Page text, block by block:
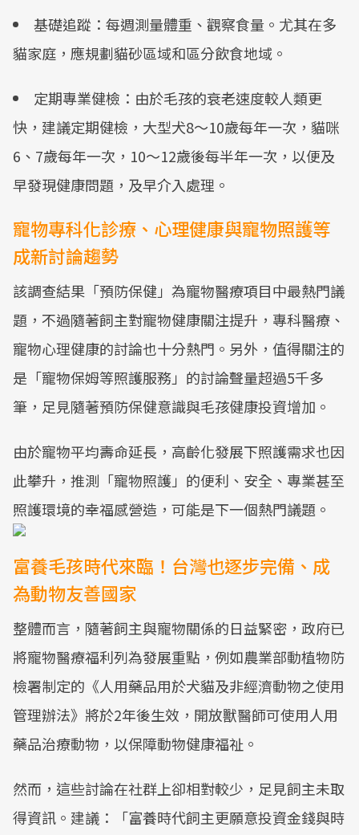
基礎追蹤：每週測量體重、觀察食量。尤其在多
貓家庭，應規劃貓砂區域和區分飲食地域。
定期專業健檢：由於毛孩的衰老速度較人類更
快，建議定期健檢，大型犬8～10歲每年一次，貓咪
6、7歲每年一次，10～12歲後每半年一次，以便及
早發現健康問題，及早介入處理。
寵物專科化診療、心理健康與寵物照護等
成新討論趨勢
該調查結果「預防保健」為寵物醫療項目中最熱門議
題，不過隨著飼主對寵物健康關注提升，專科醫療、
寵物心理健康的討論也十分熱門。另外，值得關注的
是「寵物保姆等照護服務」的討論聲量超過5千多
筆，足見隨著預防保健意識與毛孩健康投資增加。
由於寵物平均壽命延長，高齡化發展下照護需求也因
此攀升，推測「寵物照護」的便利、安全、專業甚至
照護環境的幸福感營造，可能是下一個熱門議題。
富養毛孩時代來臨！台灣也逐步完備、成
為動物友善國家
整體而言，隨著飼主與寵物關係的日益緊密，政府已
將寵物醫療福利列為發展重點，例如農業部動植物防
檢署制定的《人用藥品用於犬貓及非經濟動物之使用
管理辦法》將於2年後生效，開放獸醫師可使用人用
藥品治療動物，以保障動物健康福祉。
然而，這些討論在社群上卻相對較少，足見飼主未取
得資訊。建議：「富養時代飼主更願意投資金錢與時